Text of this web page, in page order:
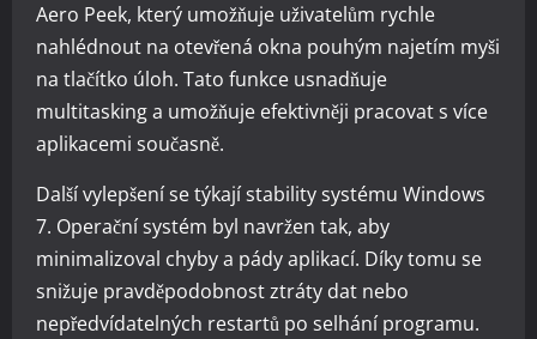
Aero Peek, který umožňuje uživatelům rychle
nahlédnout na otevřená okna pouhým najetím myši
na tlačítko úloh. Tato funkce usnadňuje
multitasking a umožňuje efektivněji pracovat s více
aplikacemi současně.
Další vylepšení se týkají stability systému Windows
7. Operační systém byl navržen tak, aby
minimalizoval chyby a pády aplikací. Díky tomu se
snižuje pravděpodobnost ztráty dat nebo
nepředvídatelných restartů po selhání programu.